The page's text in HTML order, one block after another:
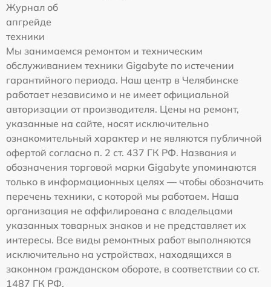
Журнал об
апгрейде
техники
Мы занимаемся ремонтом и техническим
обслуживанием техники Gigabyte по истечении
гарантийного периода. Наш центр в Челябинске
работает независимо и не имеет официальной
авторизации от производителя. Цены на ремонт,
указанные на сайте, носят исключительно
ознакомительный характер и не являются публичной
офертой согласно п. 2 ст. 437 ГК РФ. Названия и
обозначения торговой марки Gigabyte упоминаются
только в информационных целях — чтобы обозначить
перечень техники, с которой мы работаем. Наша
организация не аффилирована с владельцами
указанных товарных знаков и не представляет их
интересы. Все виды ремонтных работ выполняются
исключительно на устройствах, находящихся в
законном гражданском обороте, в соответствии со ст.
1487 ГК РФ.